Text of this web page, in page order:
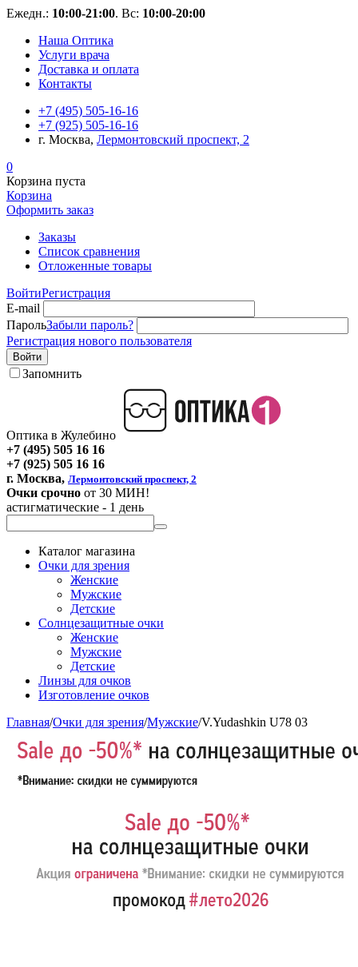
Ежедн.: 10:00-21:00. Вс: 10:00-20:00
Наша Оптика
Услуги врача
Доставка и оплата
Контакты
+7 (495) 505-16-16
+7 (925) 505-16-16
г. Москва, Лермонтовский проспект, 2
0
Корзина пуста
Корзина
Оформить заказ
Заказы
Список сравнения
Отложенные товары
ВойтиРегистрация
E-mail
ПарольЗабыли пароль?
Регистрация нового пользователя
Войти
Запомнить
Оптика в Жулебино
+7 (495) 505 16 16
+7 (925) 505 16 16
г. Москва, Лермонтовский проспект, 2
Очки срочно от 30 МИН!
астигматические - 1 день
Каталог магазина
Очки для зрения
Женские
Мужские
Детские
Солнцезащитные очки
Женские
Мужские
Детские
Линзы для очков
Изготовление очков
Главная/Очки для зрения/Мужские/V.Yudashkin U78 03